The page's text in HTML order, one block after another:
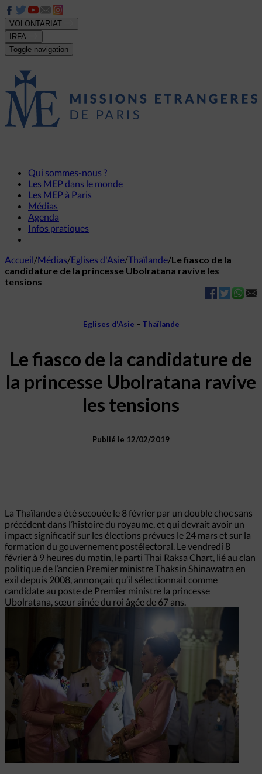
VOLONTARIAT
IRFA
Toggle navigation
Qui sommes-nous ?
Les MEP dans le monde
Les MEP à Paris
Médias
Agenda
Infos pratiques
Accueil/Médias/Eglises d'Asie/Thaïlande/Le fiasco de la
candidature de la princesse Ubolratana ravive les
tensions
Eglises d'Asie – Thaïlande
Le fiasco de la candidature de
la princesse Ubolratana ravive
les tensions
Publié le 12/02/2019
La Thaïlande a été secouée le 8 février par un double choc sans
précédent dans l’histoire du royaume, et qui devrait avoir un
impact significatif sur les élections prévues le 24 mars et sur la
formation du gouvernement postélectoral. Le vendredi 8
février à 9 heures du matin, le parti Thai Raksa Chart, lié au clan
politique de l’ancien Premier ministre Thaksin Shinawatra en
exil depuis 2008, annonçait qu’il sélectionnait comme
candidate au poste de Premier ministre la princesse
Ubolratana, sœur aînée du roi âgée de 67 ans.